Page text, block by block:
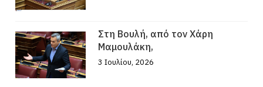
Στη Βουλή, από τον Χάρη
Μαμουλάκη,
3 Ιουλίου, 2026